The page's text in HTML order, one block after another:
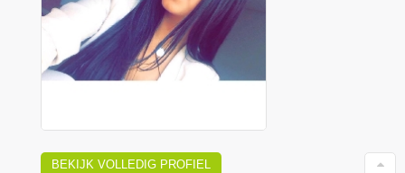
BEKIJK VOLLEDIG PROFIEL